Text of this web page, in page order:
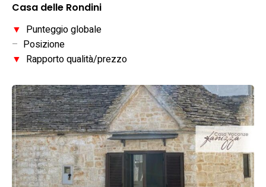
Casa delle Rondini
▼ Punteggio globale
– Posizione
▼ Rapporto qualità/prezzo